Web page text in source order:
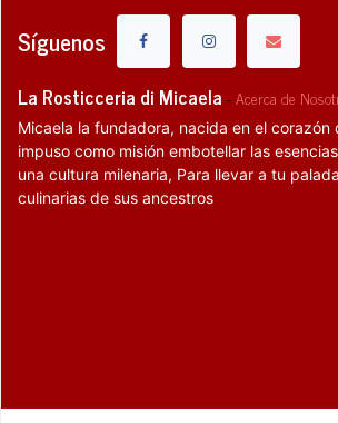
Síguenos
La Rosticceria di Micaela -Acerca de
Micaela la fundadora, nacida en el corazón
impuso como misión embotellar las
una cultura milenaria, Para llevar a tu
culinarias de sus ancestros